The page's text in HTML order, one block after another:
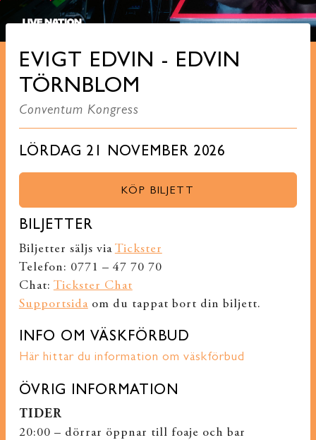
EVIGT EDVIN - EDVIN
TÖRNBLOM
Conventum Kongress
LÖRDAG 21 NOVEMBER 2026
KÖP BILJETT
BILJETTER
Biljetter säljs via Tickster
Telefon: 0771 – 47 70 70
Chat: Tickster Chat
Supportsidaom du tappat bort din biljett.
INFO OM VÄSKFÖRBUD
Här hittar du information om väskförbud
ÖVRIG INFORMATION
TIDER
20:00 – dörrar öppnar till foaje och bar